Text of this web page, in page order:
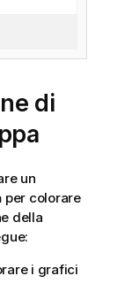
di
un
per colorare
della
i grafici